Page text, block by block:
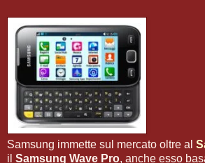
Samsung immette sul mercato oltre al
il Samsung Wave Pro, anche esso